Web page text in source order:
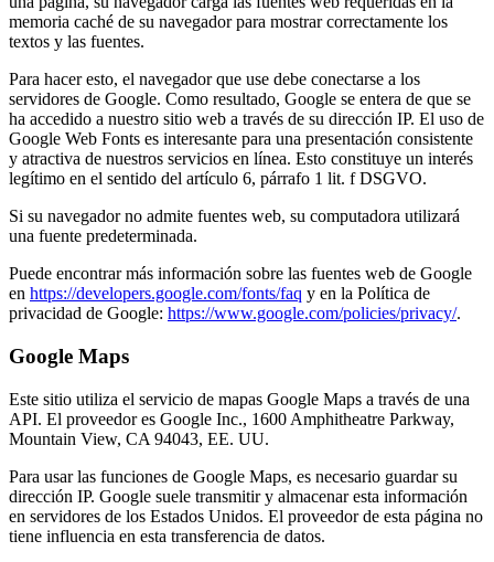
memoria caché de su navegador para mostrar correctamente los
textos y las fuentes.
Para hacer esto, el navegador que use debe conectarse a los
servidores de Google. Como resultado, Google se entera de que se
ha accedido a nuestro sitio web a través de su dirección IP. El uso de
Google Web Fonts es interesante para una presentación consistente
y atractiva de nuestros servicios en línea. Esto constituye un interés
legítimo en el sentido del artículo 6, párrafo 1 lit. f DSGVO.
Si su navegador no admite fuentes web, su computadora utilizará
una fuente predeterminada.
Puede encontrar más información sobre las fuentes web de Google
en https://developers.google.com/fonts/faq y en la Política de
privacidad de Google: https://www.google.com/policies/privacy/.
Google Maps
Este sitio utiliza el servicio de mapas Google Maps a través de una
API. El proveedor es Google Inc., 1600 Amphitheatre Parkway,
Mountain View, CA 94043, EE. UU.
Para usar las funciones de Google Maps, es necesario guardar su
dirección IP. Google suele transmitir y almacenar esta información
en servidores de los Estados Unidos. El proveedor de esta página no
tiene influencia en esta transferencia de datos.